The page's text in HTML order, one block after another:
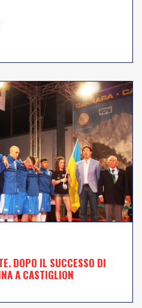
DOPO IL SUCCESSO DI
A CASTIGLION